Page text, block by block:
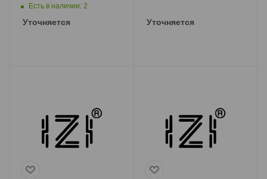
Есть в наличии: 2
Уточняется Уточняется